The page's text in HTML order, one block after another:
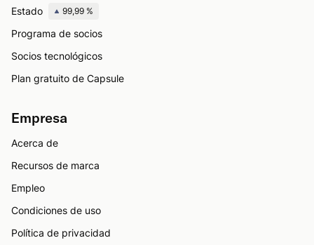
Estado
99,99 %
Programa de socios
Socios tecnológicos
Plan gratuito de Capsule
Empresa
Acerca de
Recursos de marca
Empleo
Condiciones de uso
Política de privacidad